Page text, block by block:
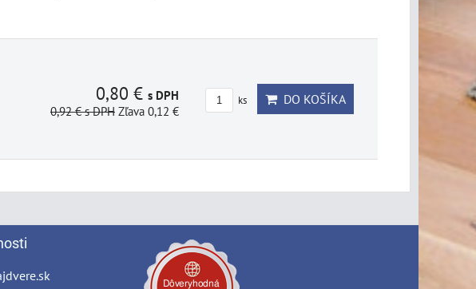
0,80 € s DPH
0,92 €s DPH Zľava 0,12 €
ks DO KOŠÍKA